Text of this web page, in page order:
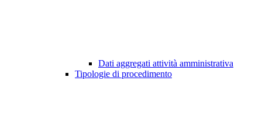
Dati aggregati attività amministrativa
Tipologie di procedimento